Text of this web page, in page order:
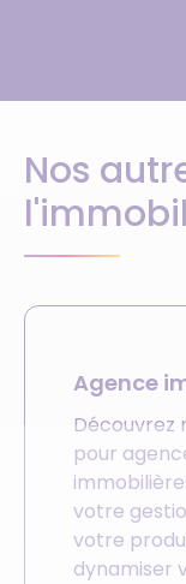
Nos
Agence
Découvrez
pour
votre
votre
dynamiser